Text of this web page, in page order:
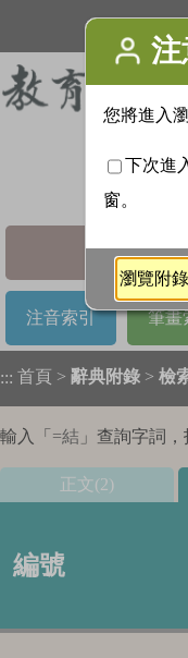
基本檢索
注音索引 筆畫
::: 首頁 > 辭典附錄 > 檢
輸入「 =結 」查詢字詞
正文(2)
編號